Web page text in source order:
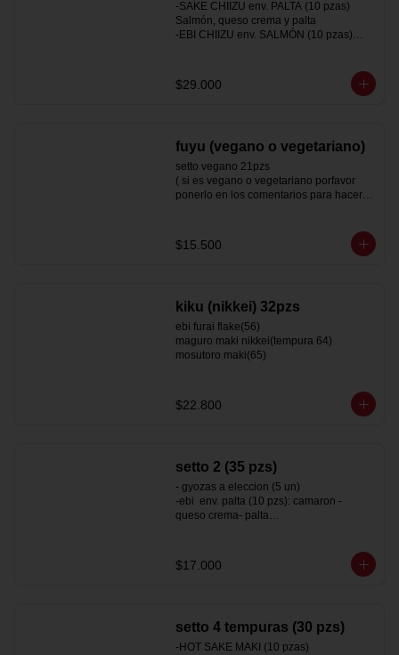
-SAKE CHIIZU env. PALTA (10 pzas)
Salmón, queso crema y palta
-EBI CHIIZU env. SALMÓN (10 pzas)
Salmón, camarón y palta
-SAKE CALIFORNIA env.Sésamo (10pz)
-Gyozas a eleccion (5pzas)
$29.000
fuyu (vegano o vegetariano)
setto vegano 21pzs
( si es vegano o vegetariano porfavor
ponerlo en los comentarios para hacerle
gyoza de verdura (5 un)
hot vegan panko (53)
$15.500
kiku (nikkei) 32pzs
ebi furai flake(56)
maguro maki nikkei(tempura 64)
mosutoro maki(65)
$22.800
setto 2 (35 pzs)
- gyozas a eleccion (5 un)
-ebi  env. palta (10 pzs): camaron -
queso crema- palta
-hot tori maki  (10 pzs): pollo- queso
crema - ciboulette ( roll frito)
$17.000
setto 4 tempuras (30 pzs)
-HOT SAKE MAKI (10 pzas)